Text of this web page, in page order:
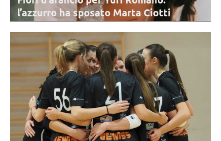
l’azzurro ha sposato Marta Ciotti
volta con Marta Ciotti. Moltissimi i colleghi e amici invitati alla
cerimonia.